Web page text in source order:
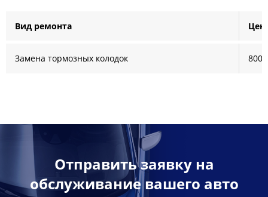
Вид ремонта
Замена тормозных колодок 800
Отправить заявку на
обслуживание вашего авто